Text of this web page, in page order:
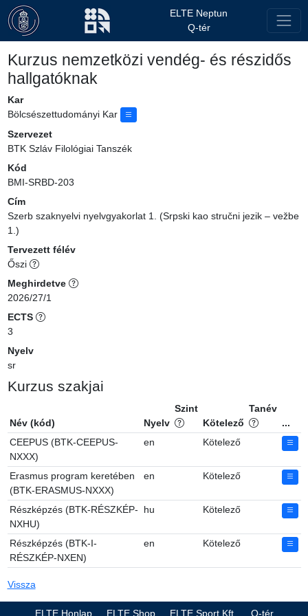
ELTE Neptun
Q-tér
Kurzus nemzetközi vendég- és részidős
hallgatóknak
Kar
Bölcsészettudományi Kar
Szervezet
BTK Szláv Filológiai Tanszék
Kód
BMI-SRBD-203
Cím
Szerb szaknyelvi nyelvgyakorlat 1. (Srpski kao stručni jezik – vežbe
1.)
Tervezett félév
Őszi
Meghirdetve
2026/27/1
ECTS
3
Nyelv
sr
Kurzus szakjai
Név (kód) Nyelv
Szint
Kötelező
Tanév
...
CEEPUS (BTK-CEEPUS-
NXXX)
en Kötelező
Erasmus program keretében
(BTK-ERASMUS-NXXX)
en Kötelező
Részképzés (BTK-RÉSZKÉP-
NXHU)
hu Kötelező
Részképzés (BTK-I-
RÉSZKÉP-NXEN)
en Kötelező
Vissza
ELTE Honlap ELTE Shop ELTE Sport Kft. Q-tér